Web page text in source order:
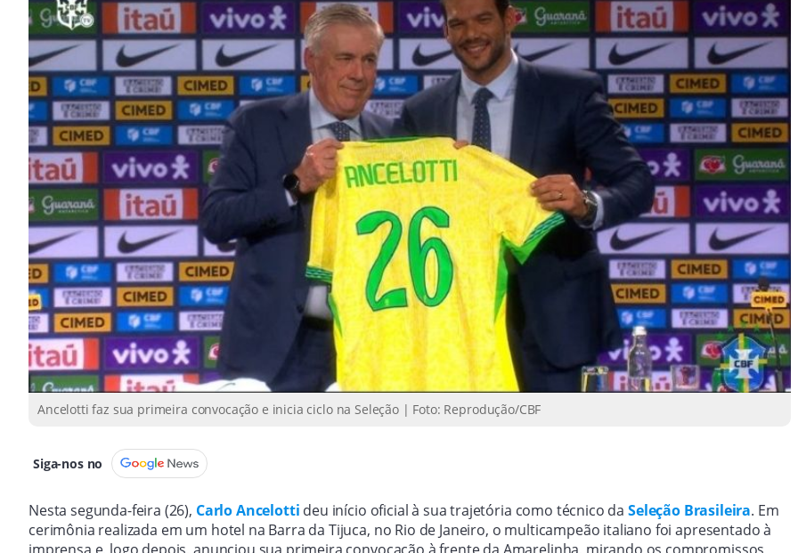
Ancelotti faz sua primeira convocação e inicia ciclo na Seleção | Foto: Reprodução/CBF
Siga-nos no
Nesta segunda-feira (26), Carlo Ancelotti deu início oficial à sua trajetória como técnico da Seleção Brasileira. Em
cerimônia realizada em um hotel na Barra da Tijuca, no Rio de Janeiro, o multicampeão italiano foi apresentado à